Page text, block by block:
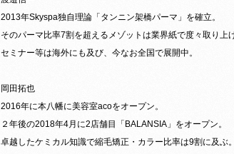
2013年Skyspa独自理論「タンニン架橋パーマ」を確立。
そのパーマ比率7割を超えるメゾットは業界紙で度々取り上
セミナー等は海外にも及び、今なお全国で展開中。
岡田拓也
2016年に本八幡に美容室acoをオープン。
２年後の2018年4月に2店舗目「BALANSIA」をオープン。
卓越したケミカル知識で縮毛矯正・カラー比率は9割に及ぶ。